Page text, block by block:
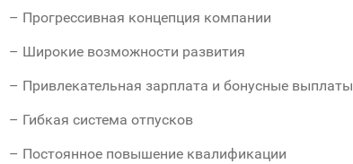
– Прогрессивная концепция компании
– Широкие возможности развития
– Привлекательная зарплата и бонусные выплаты
– Гибкая система отпусков
– Постоянное повышение квалификации